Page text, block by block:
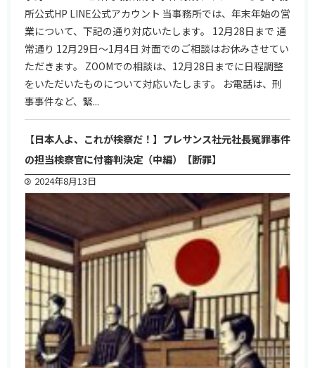
所公式HP LINE公式アカウント 当事務所では、年末年始の営
業について、下記の通り対応いたします。 12月28日まで 通
常通り 12月29日～1月4日 対面でのご相談はお休みさせてい
ただきます。 ZOOMでの相談は、12月28日までに日程調整
をいただいたものについて対応いたします。 お電話は、刑
事事件など、緊...
【日本人よ、これが検察だ！】プレサンス社元社長冤罪事件
の担当検察官に付審判決定（中編）【断罪】
2024年8月13日